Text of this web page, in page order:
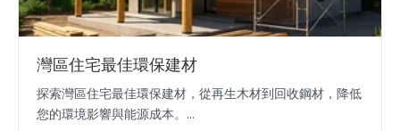
灣區住宅最佳環保建材
探索灣區住宅最佳環保建材，從再生木材到回收鋼材，降低
您的環境影響與能源成本。...